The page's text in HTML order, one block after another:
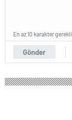
Gönder
En az 10 karakter gerekli